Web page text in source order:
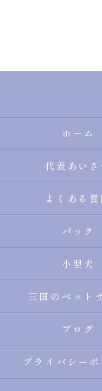
ホーム
代表あいさ
よくある質
パック
小型犬
三国のペット
ブログ
プライバシー